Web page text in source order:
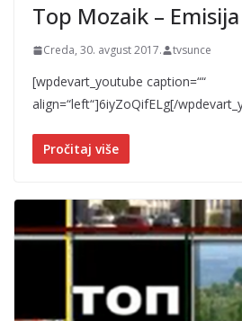
Top Mozaik –
Creda, 30. avgust 2017. tvsunce
[wpdevart_youtube caption=““
align=“left“]6iyZoQifELg[/
Pročitaj više